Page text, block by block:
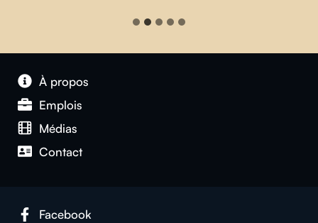
À propos
Emplois
Médias
Contact
Facebook